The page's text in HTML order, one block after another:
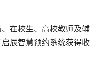
在校生、高校教师及辅
辰智慧预约系统获得收